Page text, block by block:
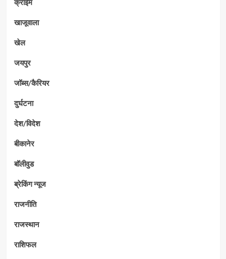
क्राईम
खाजूवाला
खेल
जयपुर
जॉब्स/कैरियर
दुर्घटना
देश/विदेश
बीकानेर
बॉलीवुड
ब्रेकिंग न्यूज
राजनीति
राजस्थान
राशिफल